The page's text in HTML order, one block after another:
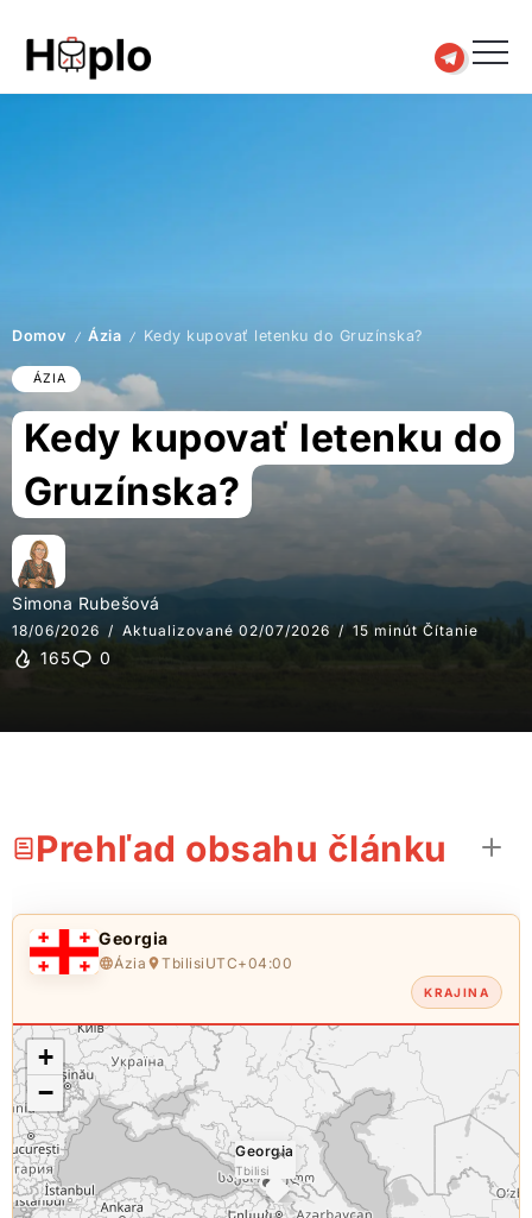
Domov / Ázia / Kedy kupovať letenku do Gruzínska?
ÁZIA
Kedy kupovať letenku do
Gruzínska?
Simona Rubešová
18/06/2026 Aktualizované 02/07/2026 15 minút Čítanie
165 0
Prehľad obsahu článku
Georgia
Ázia Tbilisi UTC+04:00
KRAJINA
Georgia
Tbilisi
×
+
−